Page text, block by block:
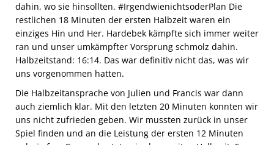
dahin, wo sie hinsollten. #IrgendwienichtsoderPlan Die
restlichen 18 Minuten der ersten Halbzeit waren ein
einziges Hin und Her. Hardebek kämpfte sich immer weiter
ran und unser umkämpfter Vorsprung schmolz dahin.
Halbzeitstand: 16:14. Das war definitiv nicht das, was wir
uns vorgenommen hatten.
Die Halbzeitansprache von Julien und Francis war dann
auch ziemlich klar. Mit den letzten 20 Minuten konnten wir
uns nicht zufrieden geben. Wir mussten zurück in unser
Spiel finden und an die Leistung der ersten 12 Minuten